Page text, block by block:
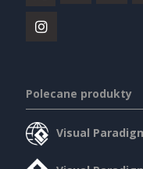
Polecane produkty
Visual